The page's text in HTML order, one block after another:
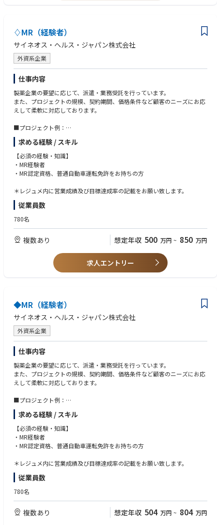
喜びを感じられる方
・完全リモート環境でも自律的に行動し、質の高いコミュニケーションを
取れる方
♢MR（経験者）
サイネオス・ヘルス・ジャパン株式会社
外資系企業
仕事内容
製薬企業の要望に応じて、派遣・業務受託を行っています。
また、プロジェクトの規模、契約期間、価格条件など顧客のニーズにお応
えして柔軟に対応しております。
■プロジェクト例：
・各疾患領域（糖尿病、循環器、消化器、オンコロジー、希少疾患など）
に網羅的に対応
・製品（新薬、長期収載品、ジェネリック医薬品）の対応
施設（DPC病院、大学病院、基幹病院、保険薬局本部／店舗、特約店な
ど）の対応
・成果報酬型（KPI設定による価格変動型）
力化、女性／シニア人材によるパートタイム型）
求める経験 / スキル
【必須の経験・知識】
・MR経験者
・MR認定資格、普通自動車運転免許をお持ちの方
＊レジュメ内に営業成績及び目標達成率の記載をお願い致します。
従業員数
780名
複数あり 想定年収 500 万円 ~ 850 万円
求人エントリー
◆MR（経験者）
サイネオス・ヘルス・ジャパン株式会社
外資系企業
仕事内容
製薬企業の要望に応じて、派遣・業務受託を行っています。
また、プロジェクトの規模、契約期間、価格条件など顧客のニーズにお応
えして柔軟に対応しております。
■プロジェクト例：
・各疾患領域（糖尿病、循環器、消化器、オンコロジー、希少疾患など）
に網羅的に対応
・製品（新薬、長期収載品、ジェネリック医薬品）の対応
施設（DPC病院、大学病院、基幹病院、保険薬局本部／店舗、特約店な
ど）の対応
・成果報酬型（KPI設定による価格変動型）
力化、女性／シニア人材によるパートタイム型）
求める経験 / スキル
【必須の経験・知識】
・MR経験者
・MR認定資格、普通自動車運転免許をお持ちの方
＊レジュメ内に営業成績及び目標達成率の記載をお願い致します。
従業員数
780名
複数あり 想定年収 504 万円 ~ 804 万円